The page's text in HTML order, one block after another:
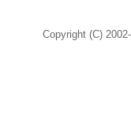
Copyright (C)